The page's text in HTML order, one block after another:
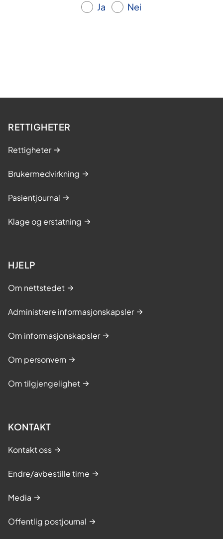
o
i
Ja Nei
RETTIGHETER
Rettigheter
Brukermedvirkning
Pasientjournal
Klage og erstatning
HJELP
Om nettstedet
Administrere informasjonskapsler
Om informasjonskapsler
Om personvern
Om tilgjengelighet
KONTAKT
Kontakt oss
Endre/avbestille time
Media
Offentlig postjournal